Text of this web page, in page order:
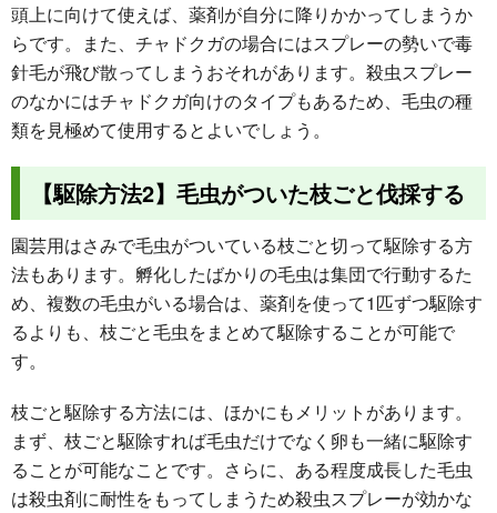
頭上に向けて使えば、薬剤が自分に降りかかってしまうか
らです。また、チャドクガの場合にはスプレーの勢いで毒
針毛が飛び散ってしまうおそれがあります。殺虫スプレー
のなかにはチャドクガ向けのタイプもあるため、毛虫の種
類を見極めて使用するとよいでしょう。
【駆除方法2】毛虫がついた枝ごと伐採する
園芸用はさみで毛虫がついている枝ごと切って駆除する方
法もあります。孵化したばかりの毛虫は集団で行動するた
め、複数の毛虫がいる場合は、薬剤を使って1匹ずつ駆除す
るよりも、枝ごと毛虫をまとめて駆除することが可能で
す。
枝ごと駆除する方法には、ほかにもメリットがあります。
まず、枝ごと駆除すれば毛虫だけでなく卵も一緒に駆除す
ることが可能なことです。さらに、ある程度成長した毛虫
は殺虫剤に耐性をもってしまうため殺虫スプレーが効かな